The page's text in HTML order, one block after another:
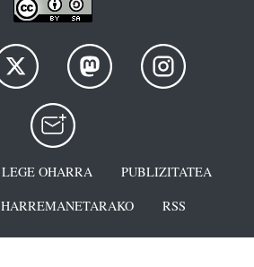
LEGE OHARRA
PUBLIZITATEA
HARREMANETARAKO RSS